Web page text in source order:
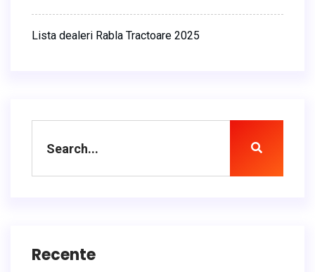
Lista dealeri Rabla Tractoare 2025
Recente